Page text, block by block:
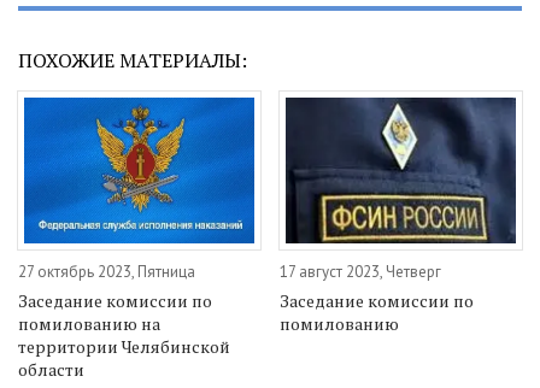
ПОХОЖИЕ МАТЕРИАЛЫ:
27 октябрь 2023, Пятница
Заседание комиссии по
помилованию на
территории Челябинской
области
17 август 2023, Четверг
Заседание комиссии по
помилованию